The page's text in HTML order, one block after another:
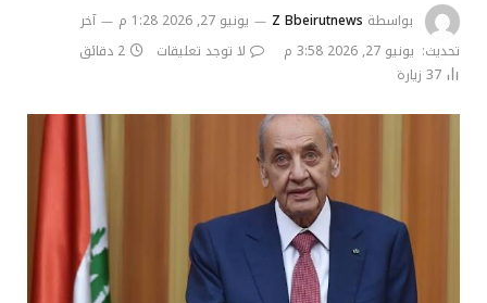
بواسطة Z Bbeirutnews يونيو 27, 2026 1:28 م
آخر
تحديث: يونيو 27, 2026 3:58 م لا توجد تعليقات
2 دقائق
37 زيارة